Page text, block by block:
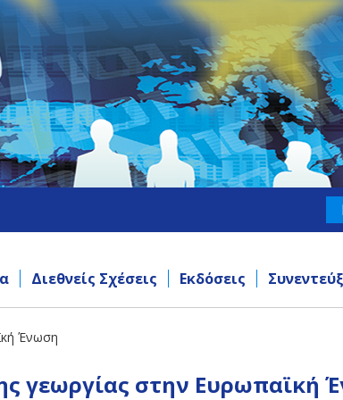
Διεθνείς Σχέσεις Εκδόσεις
Ένωση
γεωργίας στην Ευρωπαϊκή